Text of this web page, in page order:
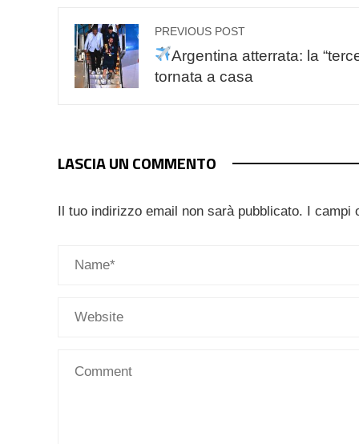
PREVIOUS POST
Argentina atterrata: la
tornata a casa
LASCIA UN COMMENTO
Il tuo indirizzo email non sarà pubblicato. I campi